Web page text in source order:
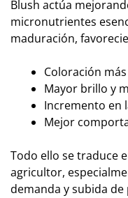
Blush actúa
micronutrientes
maduración,
Coloración
Mayor brillo y
Incremento en
Mejor
Todo ello se traduce
agricultor,
demanda y subida de